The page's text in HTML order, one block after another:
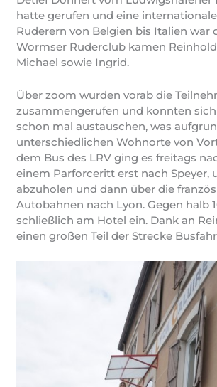
hatte gerufen und eine
Ruderern von Belgien bis Italien war
Wormser Ruderclub kamen
Michael sowie Ingrid.
Über zoom wurden vorab die
zusammengerufen und konnten
schon mal austauschen, was
unterschiedlichen Wohnorte von
dem Bus des LRV ging es freitags
einem Parforceritt erst nach Speyer,
abzuholen und dann über die
Autobahnen nach Lyon. Gegen halb
schließlich am Hotel ein. Dank an
einen großen Teil der Strecke